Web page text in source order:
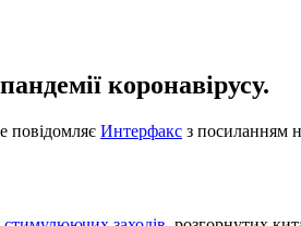
коронавірусу.
повідомляє Интерфакс з посиланням